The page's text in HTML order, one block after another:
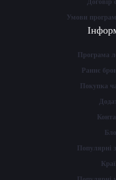
Договір
Умови
Програма
Раннє
Покупка
Популярні